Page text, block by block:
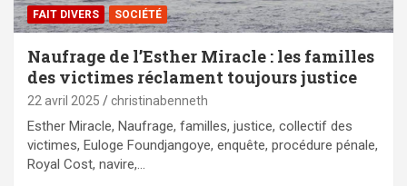
FAIT DIVERS SOCIÉTÉ
Naufrage de l’Esther Miracle : les familles
des victimes réclament toujours justice
22 avril 2025 christinabenneth
Esther Miracle, Naufrage, familles, justice, collectif des
victimes, Euloge Foundjangoye, enquête, procédure pénale,
Royal Cost, navire,…